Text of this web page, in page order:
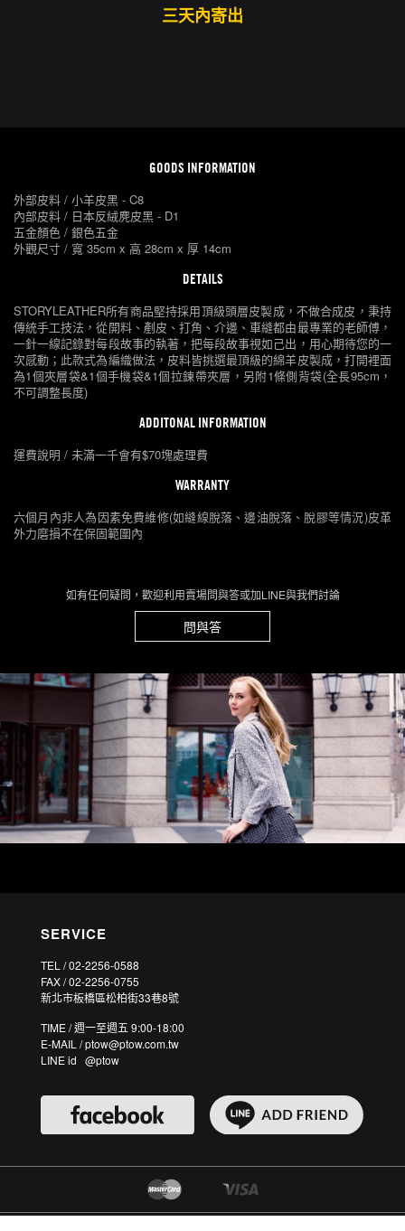
三天內寄出
GOODS INFORMATION
外部皮料 / 小羊皮黑 - C8
內部皮料 / 日本反絨麂皮黑 - D1
五金顏色 / 銀色五金
外觀尺寸 / 寬 35cm x 高 28cm x 厚 14cm
DETAILS
STORYLEATHER所有商品堅持採用頂級頭層皮製成，不做合成皮，秉持
傳統手工技法，從開料、剷皮、打角、介邊、車縫都由最專業的老師傅，
一針一線記錄對每段故事的執著，把每段故事視如己出，用心期待您的一
次感動；此款式為編織做法，皮料皆挑選最頂級的綿羊皮製成，打開裡面
為1個夾層袋&1個手機袋&1個拉鍊帶夾層，另附1條側背袋(全長95cm，
不可調整長度)
ADDITONAL INFORMATION
運費說明 / 未滿一千會有$70塊處理費
WARRANTY
六個月內非人為因素免費維修(如縫線脫落、邊油脫落、脫膠等情況)皮革
外力磨損不在保固範圍內
如有任何疑問，歡迎利用賣場問與答或加LINE與我們討論
問與答
SERVICE
TEL / 02-2256-0588
FAX / 02-2256-0755
新北市板橋區松柏街33巷8號
TIME / 週一至週五 9:00-18:00
E-MAIL / ptow@ptow.com.tw
LINE id @ptow